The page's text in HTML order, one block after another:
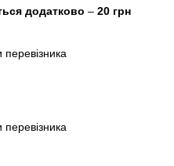
додатково – 20 грн